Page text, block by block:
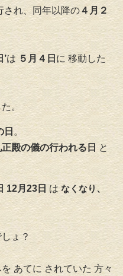
され、同年以降の４月２
’は ５月４日 に 移動した
。
日 。
正殿の儀の行われる日 と
12月23日 はなくなり 、
ょ？
あてに されていた 方々